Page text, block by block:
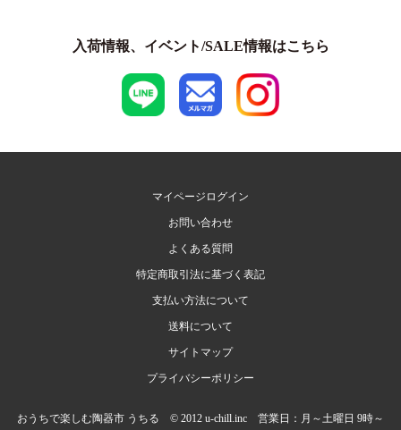
入荷情報、イベント/SALE情報はこちら
マイページログイン
お問い合わせ
よくある質問
特定商取引法に基づく表記
支払い方法について
送料について
サイトマップ
プライバシーポリシー
おうちで楽しむ陶器市 うちる © 2012 u-chill.inc 営業日：月～土曜日 9時～